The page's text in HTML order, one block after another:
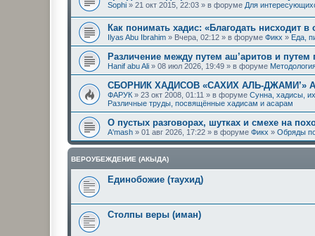
Sophi » 21 окт 2015, 22:03 » в форуме Для
Как понимать хадис: «Благодать нисходит
Ilyas Abu Ibrahim » Вчера, 02:12 » в форуме Фикх » Еда,
Различение между путем аш’аритов и
Hanif abu Ali » 08 июл 2026, 19:49 » в форуме
СБОРНИК ХАДИСОВ «САХИХ АЛЬ-ДЖАМИ’»
ФАРУК » 23 окт 2008, 01:11 » в форуме Сунна, хадисы,
Различные труды, посвящённые хадисам и асарам
О пустых разговорах, шутках и смехе на
A'mash » 01 авг 2026, 17:22 » в форуме Фикх » Обряды
ВЕРОУБЕЖДЕНИЕ (АКЫДА)
Единобожие (таухид)
Столпы веры (иман)